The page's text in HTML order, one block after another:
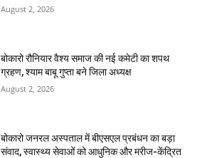
August 2, 2026
बोकारो रौनियार वैश्य समाज की नई कमेटी का शपथ
ग्रहण, श्याम बाबू गुप्ता बने जिला अध्यक्ष
August 2, 2026
बोकारो जनरल अस्पताल में बीएसएल प्रबंधन का बड़ा
संवाद, स्वास्थ्य सेवाओं को आधुनिक और मरीज-केंद्रित